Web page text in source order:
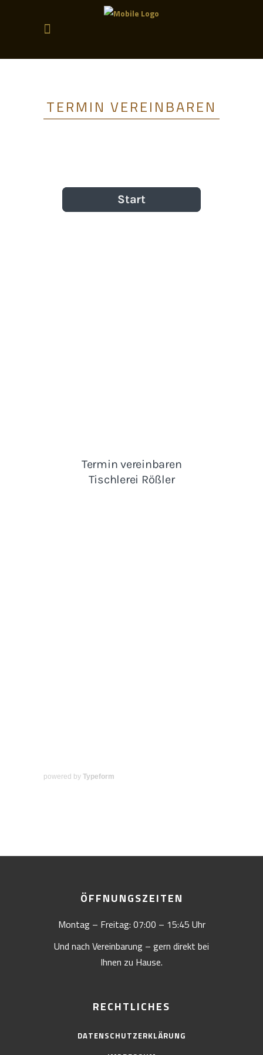
TERMIN VEREINBAREN
powered by Typeform
ÖFFNUNGSZEITEN
Montag – Freitag: 07:00 – 15:45 Uhr
Und nach Vereinbarung – gern direkt bei
Ihnen zu Hause.
RECHTLICHES
DATENSCHUTZERKLÄRUNG